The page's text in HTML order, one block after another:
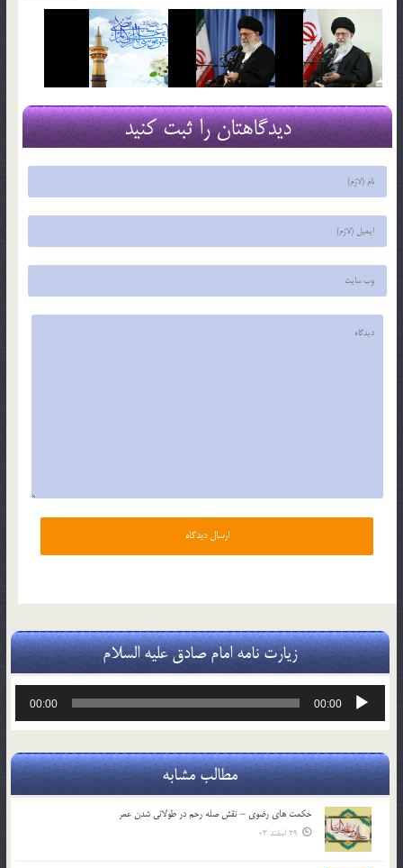
دیدگاهتان را ثبت کنید
زیارت نامه امام صادق علیه السلام
پخش‌کننده
00:00
00:00
مطالب مشابه
حکمت های رضوی – نقش صله رحم در طولانی شدن عمر
29 اسفند 03